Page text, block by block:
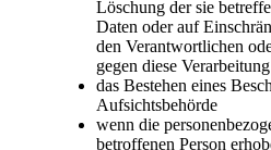
Löschung der sie
Daten oder auf
den Verantwortlichen
gegen diese Verarbeitung
das Bestehen eines
Aufsichtsbehörde
wenn die
betroffenen Person